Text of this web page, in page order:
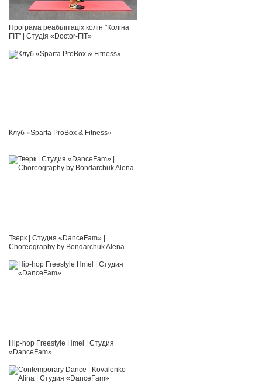
Програма реабілітаціх колін "Коліна
FIT" | Студія «Doctor-FIT»
Клуб «Sparta ProBox & Fitness»
Тверк | Студия «DanceFam» |
Choreography by Bondarchuk Alena
Hip-hop Freestyle Hmel | Студия
«DanceFam»